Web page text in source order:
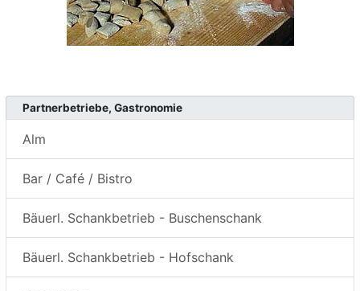
Partnerbetriebe, Gastronomie
Alm
Bar / Café / Bistro
Bäuerl. Schankbetrieb - Buschenschank
Bäuerl. Schankbetrieb - Hofschank